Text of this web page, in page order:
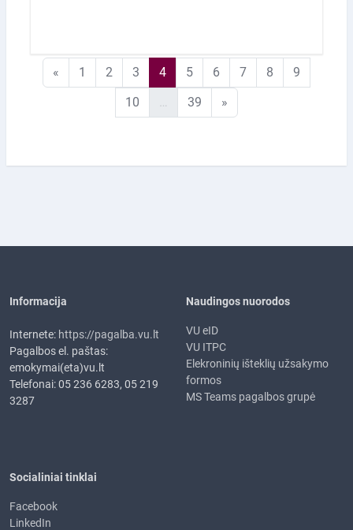
« Ankstesnis puslapis
1 1 puslapis
2 2 puslapis
3 3 puslapis
44 puslapis
55 puslapis
6 6 puslapis
77 puslapis
8 8 puslapis
9
1010 puslapis
3939 puslapis
»Kitas puslapis
Informacija
Internete: https://pagalba.vu.lt
Pagalbos el. paštas:
emokymai(eta)vu.lt
Telefonai: 05 236 6283, 05 219
3287
Naudingos nuorodos
VU eID
VU ITPC
Elekroninių išteklių užsakymo
formos
MS Teams pagalbos grupė
Socialiniai tinklai
Facebook
LinkedIn